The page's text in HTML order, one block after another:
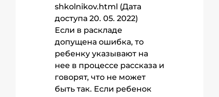
shkolnikov.html (Дата
доступа 20. 05. 2022)
Если в раскладе
допущена ошибка, то
ребенку указывают на
нее в процессе рассказа и
говорят, что не может
быть так. Если ребенок